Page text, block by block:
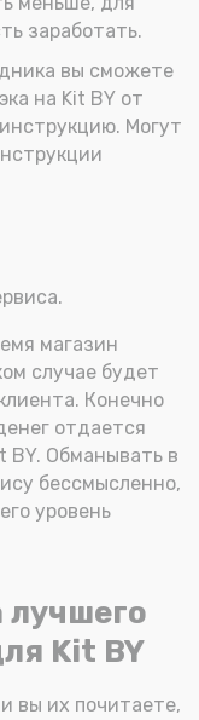
заработать.
вы сможете
на Kit BY от
Могут
магазин
случае будет
Конечно
отдается
BY. Обманывать в
бессмысленно,
уровень
Kit BY
вы их почитаете,